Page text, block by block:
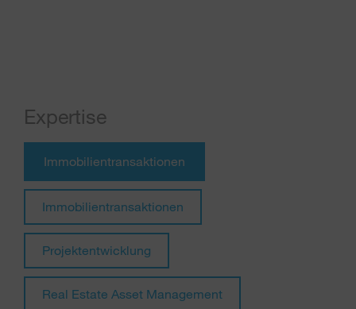
Expertise
Immobilientransaktionen
Immobilientransaktionen
Projektentwicklung
Real Estate Asset Management